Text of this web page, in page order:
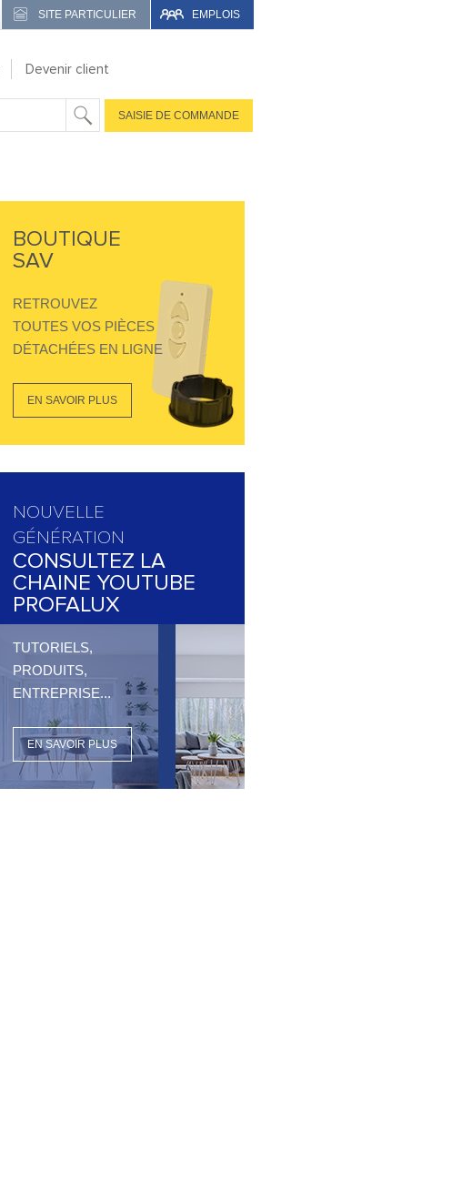
SITE PARTICULIER EMPLOIS
Devenir client
SAISIE DE COMMANDE
BOUTIQUE
SAV
RETROUVEZ
TOUTES VOS PIÈCES
DÉTACHÉES EN LIGNE
EN SAVOIR PLUS
NOUVELLE
GÉNÉRATION
CONSULTEZ LA
CHAINE YOUTUBE
PROFALUX
TUTORIELS,
PRODUITS,
ENTREPRISE...
EN SAVOIR PLUS